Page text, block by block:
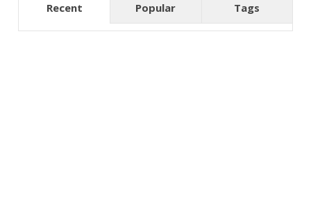
Recent Popular Tags